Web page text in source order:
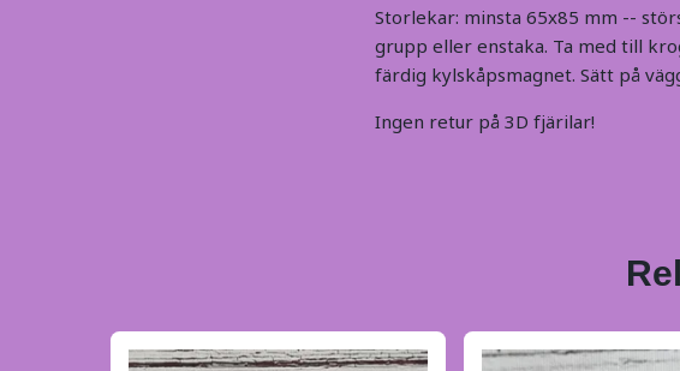
Storlekar: minsta 65x85 mm --
grupp eller enstaka. Ta med till
färdig kylskåpsmagnet. Sätt på
Ingen retur på 3D fjärilar!